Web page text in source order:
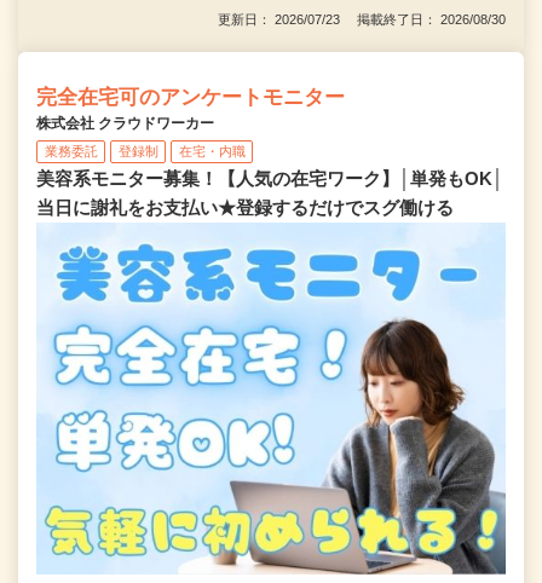
更新日： 2026/07/23 掲載終了日： 2026/08/30
完全在宅可のアンケートモニター
株式会社 クラウドワーカー
業務委託 登録制 在宅・内職
美容系モニター募集！【人気の在宅ワーク】│単発もOK│
当日に謝礼をお支払い★登録するだけでスグ働ける